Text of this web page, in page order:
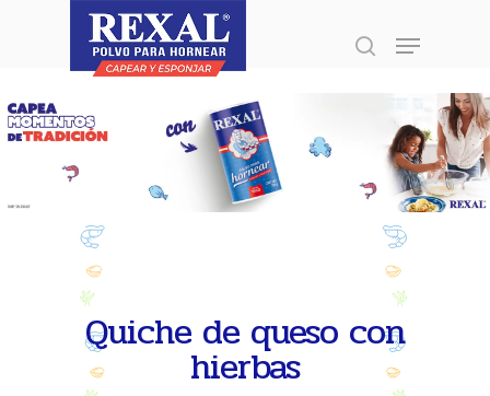
Presione enter para buscar o ESC para
cerrar
Quiche de queso con
hierbas